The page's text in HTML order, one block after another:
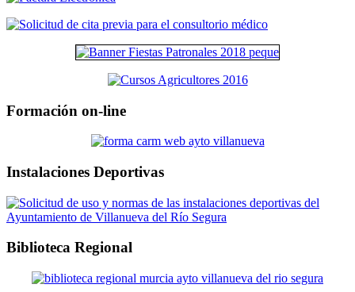
Formación on-line
Instalaciones Deportivas
Biblioteca Regional